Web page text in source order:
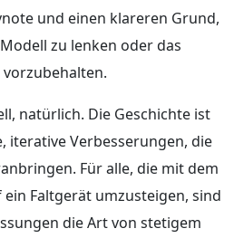
und einen klareren Grund,
zu lenken oder das
vorzubehalten.
natürlich. Die Geschichte ist
iterative Verbesserungen, die
Für alle, die mit dem
ein Faltgerät umzusteigen, sind
die Art von stetigem